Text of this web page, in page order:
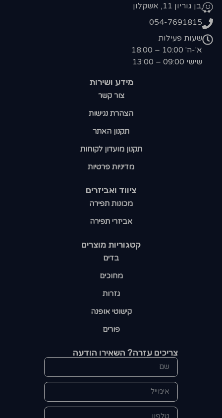
קטגוריות מוצרים​
בדים
מחוכים
גזרות
קישוטי אופנה
פורים
ציווד ואביזרים
מכונות תפירה
אביזרי תפירה
מידע ושירות
צור קשר
הצהרת נגישות
תקנון האתר
תקנון מועדון לקוחות
מדיניות פרטיות
בן גוריון 11, אשקלון
054-7691815
שעות פעילות
א'-ה' 10:00 – 18:00
שישי 09:00 – 13:00
צריכים עזרה? השאירו הודעה